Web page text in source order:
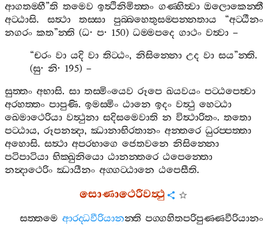
ආගතම‍්හී”ති තමෙව ඉත්‍ථිනිමිත‍්තං ගණ‍්හිත්‍වා ඔලොකෙන‍්තී
අට‍්ඨාසි. සත්‍ථා තස‍්සා පුබ‍්බහෙතුසම‍්පන‍්නතාය “අට‍්ඨීනං
නගරං කත”න‍්ති (ධ· ප· 150) ධම‍්මපදෙ ගාථං වත්‍වා –
“චරං වා යදි වා තිට‍්ඨං,නිසින‍්නො උද වා සය”න‍්ති.
(සු·නි· 195) –
සුත‍්තං අභාසි. සා තස‍්මිංයෙව රූපෙ ඛයවයං පට‍්ඨපෙත්‍වා
අරහත‍්තං පාපුණි. ඉමස‍්මිං ඨානෙ ඉදං වත්‍ථු හෙට‍්ඨා
ඛෙමාථෙරියා වත්‍ථුනා සදිසමෙවාති න විත්‍ථාරිතං. තතො
පට‍්ඨාය, රූපනන්‍දා, ඣානාභිරතානං අන‍්තරෙ ධුරප‍්පත‍්තා
අහොසි. සත්‍ථා අපරභාගෙ ජෙතවනෙ නිසින‍්නො
පටිපාටියා භික‍්ඛුනියො ඨානන‍්තරෙ ඨපෙන‍්තො
නන්‍දාථෙරිං ඣායීනං අග‍්ගට‍්ඨානෙ ඨපෙසීති.
සොණාථෙරීවත්‍ථු
සත‍්තමෙ ආරද‍්ධවීරියානන‍්ති පග‍්ගහිතපරිපුණ‍්ණවීරියානං